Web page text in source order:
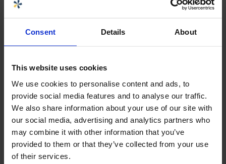
Consent Details About
This website uses cookies
We use cookies to personalise content and ads, to
provide social media features and to analyse our traffic.
We also share information about your use of our site with
our social media, advertising and analytics partners who
may combine it with other information that you’ve
provided to them or that they’ve collected from your use
of their services.
Kohaldatavad tooted Taaskasutatav
Lai temperatuurivahemik